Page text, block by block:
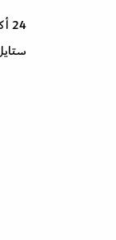
24 أكتوبر 2023